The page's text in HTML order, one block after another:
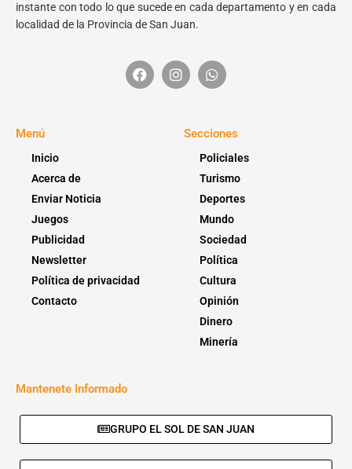
instante con todo lo que sucede en cada departamento y en cada
localidad de la Provincia de San Juan.
Menú
Inicio
Acerca de
Enviar Noticia
Juegos
Publicidad
Newsletter
Política de privacidad
Contacto
Secciones
Policiales
Turismo
Deportes
Mundo
Sociedad
Política
Cultura
Opinión
Dinero
Minería
Mantenete Informado
GRUPO EL SOL DE SAN JUAN